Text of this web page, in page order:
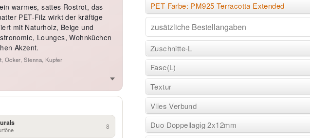
warmes, sattes Rostrot, das
PET-Filz wirkt der kräftige
mit Naturholz, Beige und
Lounges, Wohnküchen
Akzent.
Ocker, Sienna, Kupfer
8
PET Farbe: PM925 Terracotta Extended
Zuschnitte-L
Fase(L)
Textur
Vlies Verbund
Duo Doppellagig 2x12mm